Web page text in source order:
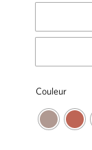
Couleur